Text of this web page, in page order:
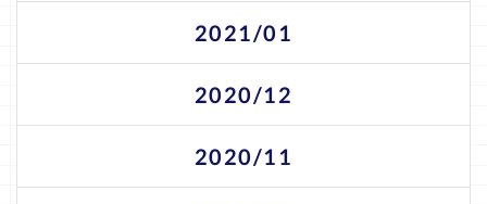
2021/01
2020/12
2020/11